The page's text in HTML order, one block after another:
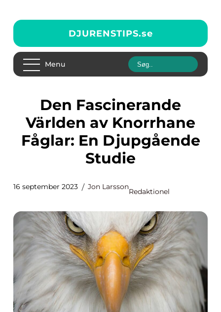
DJURENSTIPS.se
Menu
Den Fascinerande
Världen av Knorrhane
Fåglar: En Djupgående
Studie
16 september 2023 Jon Larsson
Redaktionel